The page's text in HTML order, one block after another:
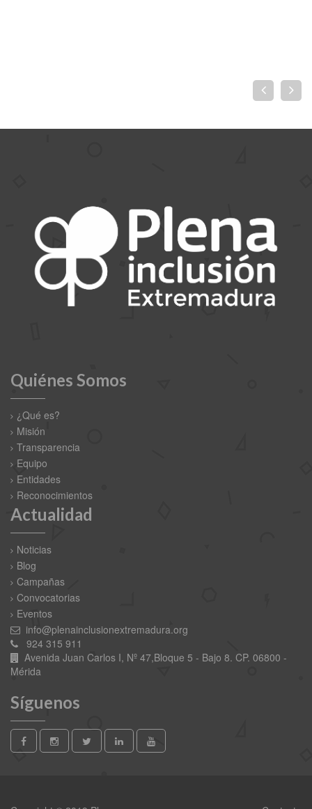
Quiénes Somos
¿Qué es?
Misión
Transparencia
Equipo
Entidades
Reconocimientos
Actualidad
Noticias
Blog
Campañas
Convocatorias
Eventos
info@plenainclusionextremadura.org
924 315 911
Avenida Juan Carlos I, Nº 47,Bloque 5 - Bajo 8. CP. 06800 -
Mérida
Síguenos